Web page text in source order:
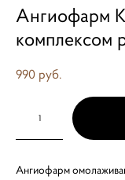
Ангиофарм
комплексом
990 pуб.
Ангиофарм